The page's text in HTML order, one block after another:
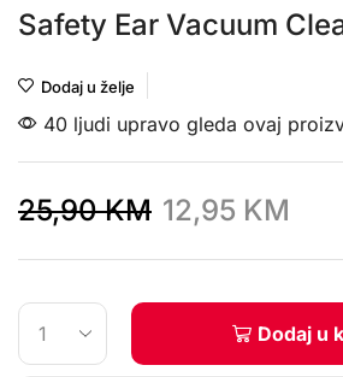
Safety Ear Vacuum
Dodaj u želje
40 ljudi upravo gleda ovaj
25,90KM 12,95 KM
Dodaj u